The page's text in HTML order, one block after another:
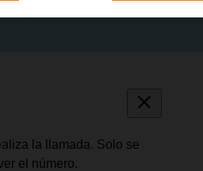
la llamada. Solo se
el número.